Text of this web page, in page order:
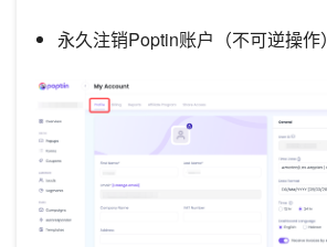
永久注销Poptin账户（不可逆操作）